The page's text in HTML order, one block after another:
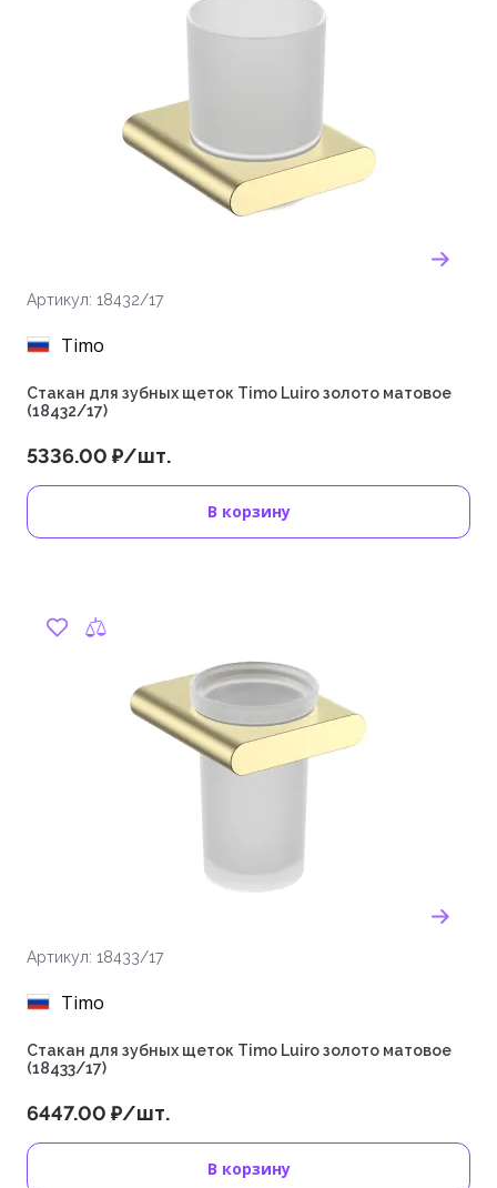
Артикул: 18432/17
Timo
Стакан для зубных щеток Timo Luiro золото матовое
(18432/17)
5336.00 ₽/шт.
В корзину
Артикул: 18433/17
Timo
Стакан для зубных щеток Timo Luiro золото матовое
(18433/17)
6447.00 ₽/шт.
В корзину